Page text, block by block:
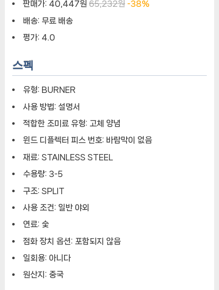
판매가: 40,447원 65,232원 -38%
배송: 무료 배송
평가: 4.0
스펙
유형: BURNER
사용 방법: 설명서
적합한 조미료 유형: 고체 양념
윈드 디플렉터 피스 번호: 바람막이 없음
재료: STAINLESS STEEL
수용량: 3-5
구조: SPLIT
사용 조건: 일반 야외
연료: 숯
점화 장치 옵션: 포함되지 않음
일회용: 아니다
원산지: 중국